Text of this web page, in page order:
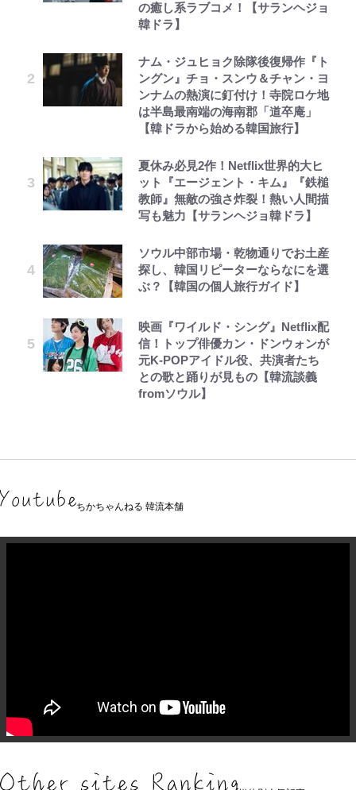
の癒し系ラブコメ！【サランヘジョ
韓ドラ】
ナム・ジュヒョク除隊後復帰作『ト
ングン』チョ・スンウ＆チャン・ヨ
ンナムの熱演に釘付け！寺院ロケ地
は半島最南端の海南郡「道卒庵」
【韓ドラから始める韓国旅行】
夏休み必見2作！Netflix世界的大ヒ
ット『エージェント・キム』『鉄槌
教師』無敵の強さ炸裂！熱い人間描
写も魅力【サランヘジョ韓ドラ】
ソウル中部市場・乾物通りでお土産
探し、韓国リピーターならなにを選
ぶ？【韓国の個人旅行ガイド】
映画『ワイルド・シング』Netflix配
信！トップ俳優カン・ドンウォンが
元K-POPアイドル役、共演者たち
との歌と踊りが見もの【韓流談義
fromソウル】
ちかちゃんねる 韓流本舗